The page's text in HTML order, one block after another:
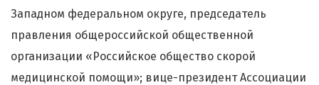
Западном федеральном округе, председатель
правления общероссийской общественной
организации «Российское общество скорой
медицинской помощи»; вице-президент Ассоциации